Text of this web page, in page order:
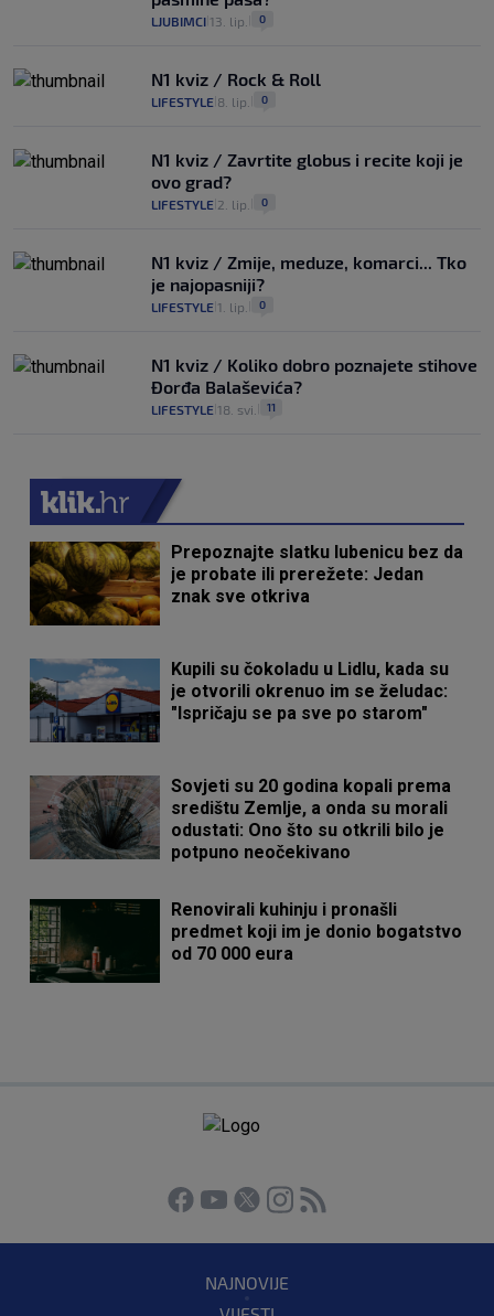
LJUBIMCI 13. lip. 0
N1 kviz / Rock & Roll
LIFESTYLE 8. lip. 0
N1 kviz / Zavrtite globus i recite koji je
ovo grad?
LIFESTYLE 2. lip. 0
N1 kviz / Zmije, meduze, komarci... Tko
je najopasniji?
LIFESTYLE 1. lip. 0
N1 kviz / Koliko dobro poznajete stihove
Đorđa Balaševića?
LIFESTYLE 18. svi. 11
Prepoznajte slatku lubenicu bez da
je probate ili prerežete: Jedan
znak sve otkriva
Kupili su čokoladu u Lidlu, kada su
je otvorili okrenuo im se želudac:
"Ispričaju se pa sve po starom"
Sovjeti su 20 godina kopali prema
središtu Zemlje, a onda su morali
odustati: Ono što su otkrili bilo je
potpuno neočekivano
Renovirali kuhinju i pronašli
predmet koji im je donio bogatstvo
od 70 000 eura
NAJNOVIJE